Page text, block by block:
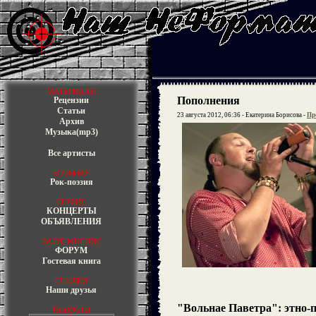
МАТЕРИАЛЫ
Рецензии
Статьи
Архив
Музыка(mp3)
Все артисты
В РИФМУ
Рок-поэзия
СЕРВИС
КОНЦЕРТЫ
ОБЪЯВЛЕНИЯ
ВАШЕ МНЕНИЕ
ФОРУМ
Гостевая книга
ССЫЛКИ
Наши друзья
НОВОСТИ
Пополнения
23 августа 2012, 06:36 - Екатерина Борисова -
"Вольнае Паветра": этно-